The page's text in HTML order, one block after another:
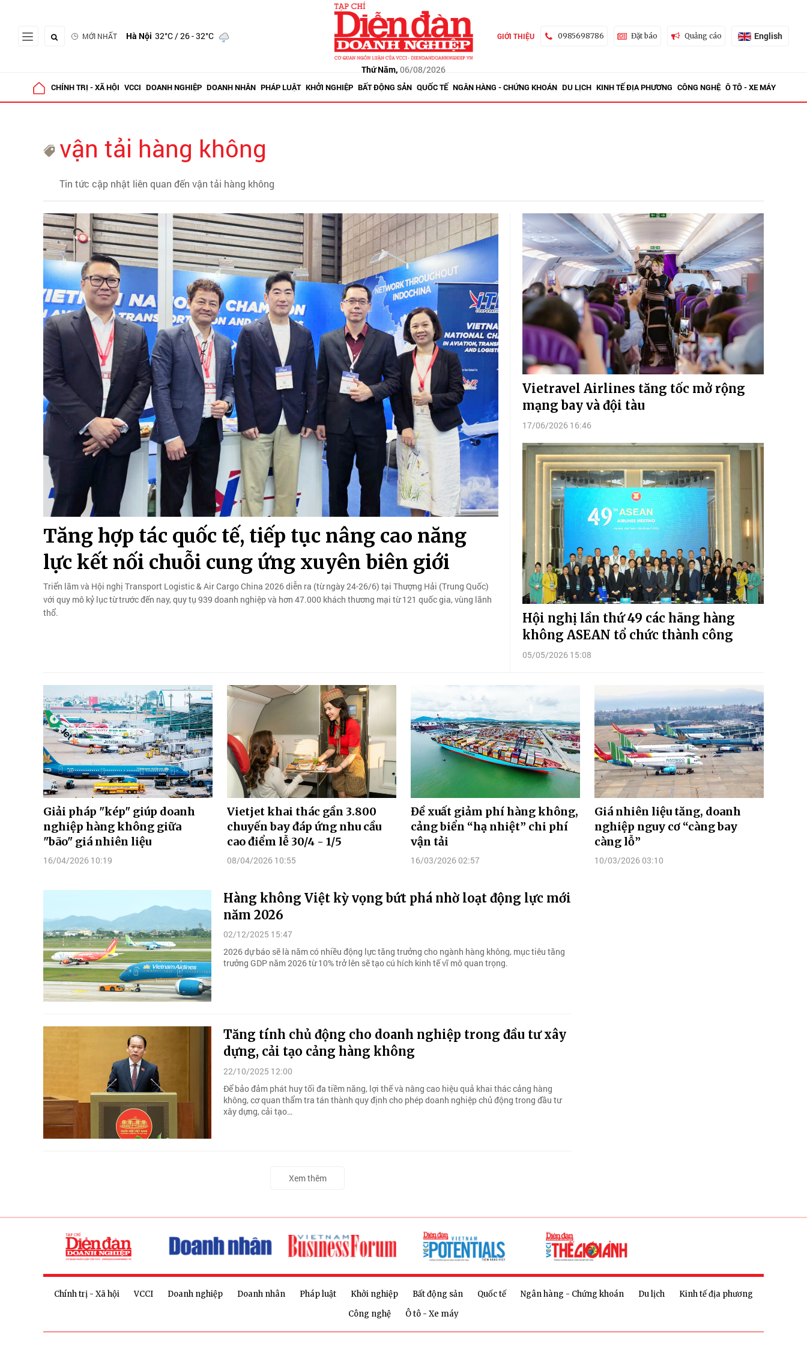
MỚI NHẤT Hà Nội 32°C/ 26 - 32°C
Thứ Năm, 06/08/2026
GIỚI THIỆU 0985698786 Đặt báo Quảng cáo English
CHÍNH TRỊ - XÃ HỘI VCCI DOANH NGHIỆP DOANH NHÂN PHÁP LUẬT KHỞI NGHIỆP BẤT ĐỘNG SẢN QUỐC TẾ NGÂN HÀNG - CHỨNG KHOÁN DU LỊCH KINH TẾ ĐỊA PHƯƠNG CÔNG NGHỆ Ô TÔ - XE MÁY
vận tải hàng không
Tin tức cập nhật liên quan đến vận tải hàng không
Tăng hợp tác quốc tế, tiếp tục nâng cao năng
lực kết nối chuỗi cung ứng xuyên biên giới
Triển lãm và Hội nghị Transport Logistic & Air Cargo China 2026 diễn ra (từ ngày 24-26/6) tại Thượng Hải (Trung Quốc)
với quy mô kỷ lục từ trước đến nay, quy tụ 939 doanh nghiệp và hơn 47.000 khách thương mại từ 121 quốc gia, vùng lãnh
thổ.
Vietravel Airlines tăng tốc mở rộng
mạng bay và đội tàu
17/06/2026 16:46
Hội nghị lần thứ 49 các hãng hàng
không ASEAN tổ chức thành công
05/05/2026 15:08
Giải pháp "kép" giúp doanh
nghiệp hàng không giữa
"bão" giá nhiên liệu
16/04/2026 10:19
Vietjet khai thác gần 3.800
chuyến bay đáp ứng nhu cầu
cao điểm lễ 30/4 - 1/5
08/04/2026 10:55
Đề xuất giảm phí hàng không,
cảng biển “hạ nhiệt” chi phí
vận tải
16/03/2026 02:57
Giá nhiên liệu tăng, doanh
nghiệp nguy cơ “càng bay
càng lỗ”
10/03/2026 03:10
Hàng không Việt kỳ vọng bứt phá nhờ loạt động lực mới
năm 2026
02/12/2025 15:47
2026 dự báo sẽ là năm có nhiều động lực tăng trưởng cho ngành hàng không, mục tiêu tăng
trưởng GDP năm 2026 từ 10% trở lên sẽ tạo cú hích kinh tế vĩ mô quan trọng.
Tăng tính chủ động cho doanh nghiệp trong đầu tư xây
dựng, cải tạo cảng hàng không
22/10/2025 12:00
Để bảo đảm phát huy tối đa tiềm năng, lợi thế và nâng cao hiệu quả khai thác cảng hàng
không, cơ quan thẩm tra tán thành quy định cho phép doanh nghiệp chủ động trong đầu tư
xây dựng, cải tạo…
Xem thêm
Chính trị - Xã hội VCCI Doanh nghiệp Doanh nhân Pháp luật Khởi nghiệp Bất động sản Quốc tế Ngân hàng - Chứng khoán Du lịch
Kinh tế địa phương
Công nghệ
Ô tô - Xe máy